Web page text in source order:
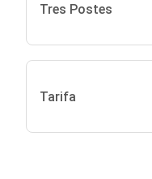
Tres Postes
Tarifa